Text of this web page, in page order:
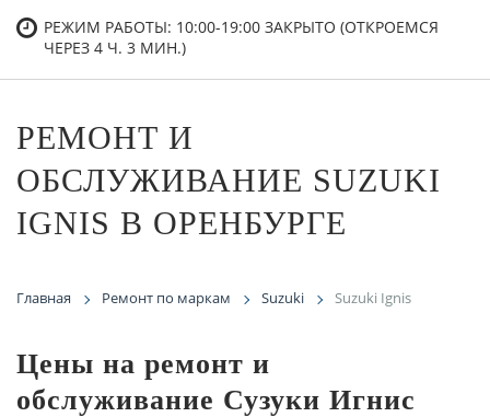
РЕЖИМ РАБОТЫ: 10:00-19:00 ЗАКРЫТО (ОТКРОЕМСЯ
ЧЕРЕЗ 4 Ч. 3 МИН.)
РЕМОНТ И
ОБСЛУЖИВАНИЕ SUZUKI
IGNIS В ОРЕНБУРГЕ
Главная Ремонт по маркам Suzuki Suzuki Ignis
Цены на ремонт и
обслуживание Сузуки Игнис